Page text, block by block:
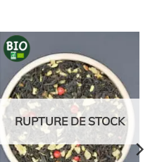
RUPTURE DE STOCK